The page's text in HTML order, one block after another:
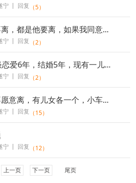
宁 回复 （5）
，都是他要离，如果我同意...
宁 回复 （2）
爱6年，结婚5年，现有一儿...
宁 回复 （2）
意离，有儿女各一个，小车...
宁 回复 （15）
宁 回复 （12）
上一页 下一页 尾页